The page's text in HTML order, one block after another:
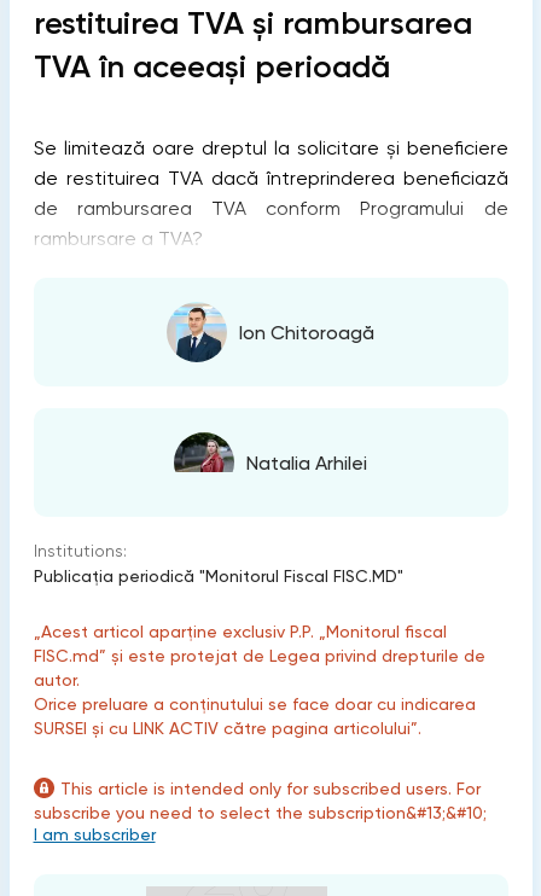
restituirea TVA și rambursarea
TVA în aceeași perioadă
Se limitează oare dreptul la solicitare și beneficiere
de restituirea TVA dacă întreprinderea beneficiază
de rambursarea TVA conform Programului de
rambursare a TVA?
Ion Chitoroagă
Natalia Arhilei
Institutions:
Publicaţia periodică "Monitorul Fiscal FISC.MD"
„Acest articol aparține exclusiv P.P. „Monitorul fiscal
FISC.md” și este protejat de Legea privind drepturile de
autor.
Orice preluare a conținutului se face doar cu indicarea
SURSEI și cu LINK ACTIV către pagina articolului”.
This article is intended only for subscribed users. For
subscribe you need to select the subscription&#13;&#10;
I am subscriber